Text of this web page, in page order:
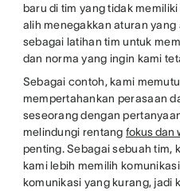
baru di tim yang tidak
alih menegakkan aturan yang
sebagai latihan tim untuk
dan norma yang ingin kami
Sebagai contoh, kami
mempertahankan perasaan
seseorang dengan
melindungi rentang fokus dan
penting. Sebagai sebuah tim,
kami lebih memilih
komunikasi yang kurang, jadi